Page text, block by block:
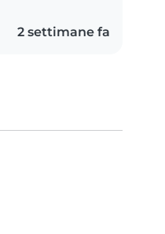
2 settimane fa